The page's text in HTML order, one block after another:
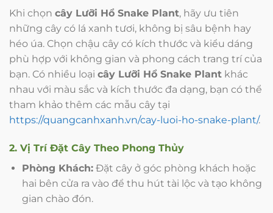
Khi chọn cây Lưỡi Hổ Snake Plant, hãy ưu tiên
những cây có lá xanh tươi, không bị sâu bệnh hay
héo úa. Chọn chậu cây có kích thước và kiểu dáng
phù hợp với không gian và phong cách trang trí của
bạn. Có nhiều loại cây Lưỡi Hổ Snake Plant khác
nhau với màu sắc và kích thước đa dạng, bạn có thể
tham khảo thêm các mẫu cây tại
https://quangcanhxanh.vn/cay-luoi-ho-snake-plant/.
2. Vị Trí Đặt Cây Theo Phong Thủy
Phòng Khách:Đặt cây ở góc phòng khách hoặc
hai bên cửa ra vào để thu hút tài lộc và tạo không
gian chào đón.